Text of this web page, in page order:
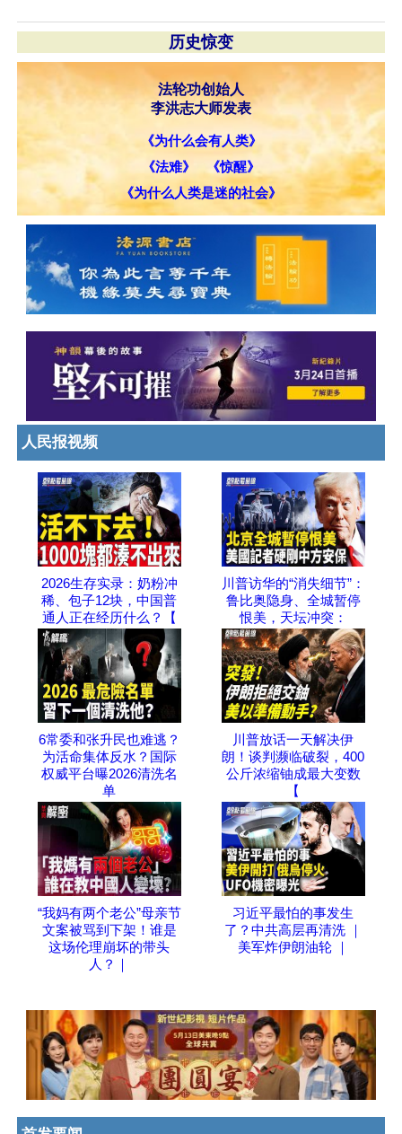
历史惊变
法轮功创始人
李洪志大师发表
《为什么会有人类》
《法难》
《惊醒》
《为什么人类是迷的社会》
人民报视频
2026生存实录：奶粉冲
稀、包子12块，中国普
通人正在经历什么？【
川普访华的“消失细节”：
鲁比奥隐身、全城暂停
恨美，天坛冲突：
6常委和张升民也难逃？
为活命集体反水？国际
权威平台曝2026清洗名
单
川普放话一天解决伊
朗！谈判濒临破裂，400
公斤浓缩铀成最大变数
【
“我妈有两个老公”母亲节
文案被骂到下架！谁是
这场伦理崩坏的带头
人？｜
习近平最怕的事发生
了？中共高层再清洗 ｜
美军炸伊朗油轮 ｜